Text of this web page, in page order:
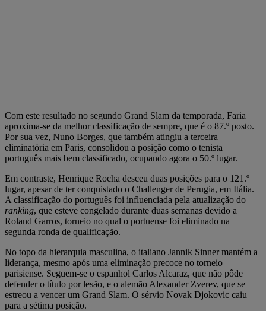
Com este resultado no segundo Grand Slam da temporada, Faria
aproxima-se da melhor classificação de sempre, que é o 87.º posto.
Por sua vez, Nuno Borges, que também atingiu a terceira
eliminatória em Paris, consolidou a posição como o tenista
português mais bem classificado, ocupando agora o 50.º lugar.
Em contraste, Henrique Rocha desceu duas posições para o 121.º
lugar, apesar de ter conquistado o Challenger de Perugia, em Itália.
A classificação do português foi influenciada pela atualização do
ranking, que esteve congelado durante duas semanas devido a
Roland Garros, torneio no qual o portuense foi eliminado na
segunda ronda de qualificação.
No topo da hierarquia masculina, o italiano Jannik Sinner mantém a
liderança, mesmo após uma eliminação precoce no torneio
parisiense. Seguem-se o espanhol Carlos Alcaraz, que não pôde
defender o título por lesão, e o alemão Alexander Zverev, que se
estreou a vencer um Grand Slam. O sérvio Novak Djokovic caiu
para a sétima posição.